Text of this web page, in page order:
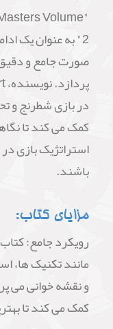
Volume
2" به عنوان یک
صورت جامع و
در بازی شطرنج و
کمک می کند تا
استراتژیک بازی
باشند.
مزایای کتاب:
رویکرد جامع:
مانند تکنیک ها،
و نقشه خوانی می
کمک می کند تا